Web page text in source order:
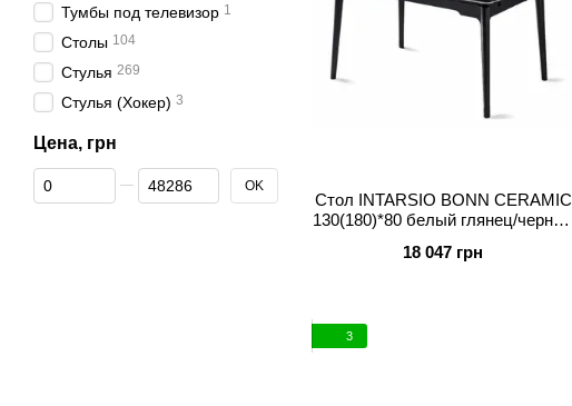
Стол INTARSIO BONN CERAMIC
130(180)*80 белый глянец/черный
18 047 грн
3
Тумбы под телевизор 1
Столы 104
Стулья 269
Стулья (Хокер) 3
Цена, грн
От Цена, грн
До Цена, грн OK